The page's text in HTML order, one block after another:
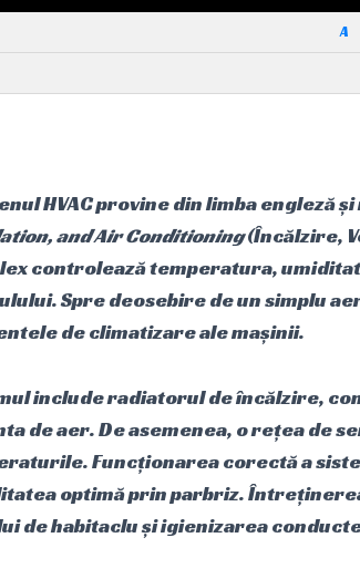
A
HVAC provine din limba engleză
and Air Conditioning(Încălzire,
controlează temperatura,
Spre deosebire de un simplu
de climatizare ale mașinii.
include radiatorul de încălzire,
de aer. De asemenea, o rețea de
Funcționarea corectă a
optimă prin parbriz.
de habitaclu și igienizarea